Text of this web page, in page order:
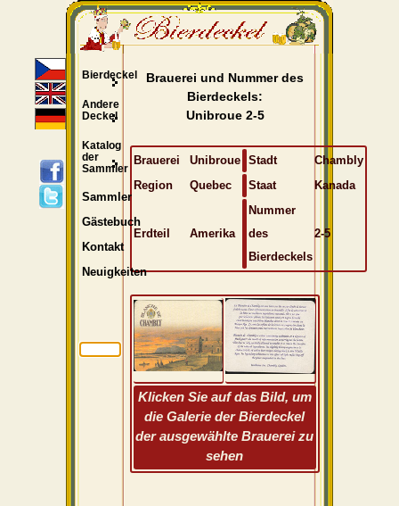
Brauerei und Nummer des
Bierdeckels:
Unibroue 2-5
Brauerei Unibroue Stadt
Chambly
Region
Quebec Staat Kanada
Erdteil Amerika
Nummer
des
Bierdeckels
2-5
Klicken Sie auf das Bild, um
die Galerie der Bierdeckel
der ausgewählte Brauerei zu
sehen
Bierdeckel
Andere
Deckel
Katalog
der
Sammler
Sammler
Gästebuch
Kontakt
Neuigkeiten